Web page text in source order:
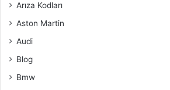
Arıza Kodları
Aston Martin
Audi
Blog
Bmw